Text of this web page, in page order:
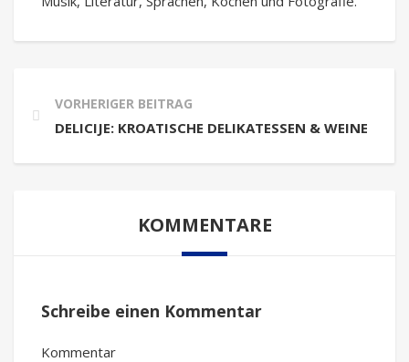
VORHERIGER BEITRAG
DELICIJE: KROATISCHE DELIKATESSEN & WEINE
KOMMENTARE
Schreibe einen Kommentar
Kommentar